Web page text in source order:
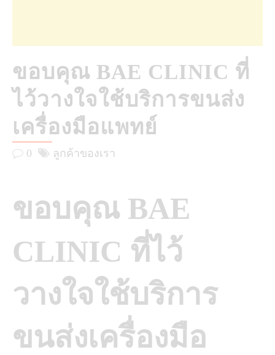
ขอบคุณ BAE CLINIC ที่
ไว้วางใจใช้บริการขนส่ง
เครื่องมือแพทย์
0 ลูกค้าของเรา
ขอบคุณ BAE
CLINIC ที่ไว้
วางใจใช้บริการ
ขนส่งเครื่องมือ